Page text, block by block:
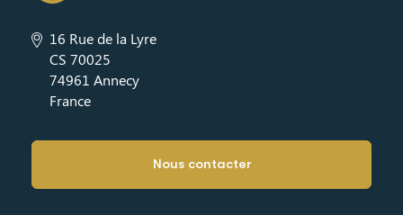
16 Rue de la Lyre
CS 70025
74961 Annecy
France
Nous contacter